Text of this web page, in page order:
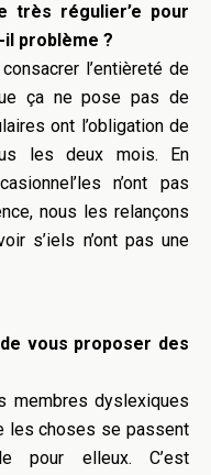
très régulier’e pour
problème ?
l’entièreté de
ça ne pose pas de
ont l’obligation de
les deux mois. En
n’ont pas
nous les relançons
s’iels n’ont pas une
vous proposer des
membres dyslexiques
les choses se passent
pour elleux. C’est